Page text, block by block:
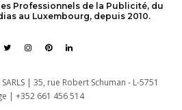
Professionnels de la Publicité, du
au Luxembourg, depuis 2010.
| 35, rue Robert Schuman - L-5751
| +352 661 456 514